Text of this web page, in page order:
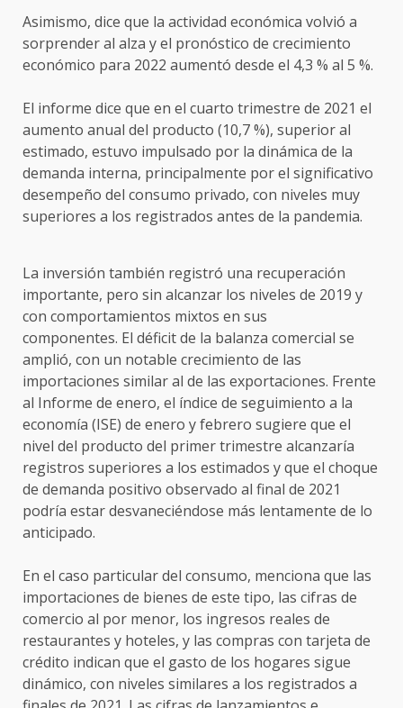
Asimismo, dice que la actividad económica volvió a
sorprender al alza y el pronóstico de crecimiento
económico para 2022 aumentó desde el 4,3 % al 5 %.
El informe dice que en el cuarto trimestre de 2021 el
aumento anual del producto (10,7 %), superior al
estimado, estuvo impulsado por la dinámica de la
demanda interna, principalmente por el significativo
desempeño del consumo privado, con niveles muy
superiores a los registrados antes de la pandemia.
La inversión también registró una recuperación
importante, pero sin alcanzar los niveles de 2019 y
con comportamientos mixtos en sus
componentes. El déficit de la balanza comercial se
amplió, con un notable crecimiento de las
importaciones similar al de las exportaciones. Frente
al Informe de enero, el índice de seguimiento a la
economía (ISE) de enero y febrero sugiere que el
nivel del producto del primer trimestre alcanzaría
registros superiores a los estimados y que el choque
de demanda positivo observado al final de 2021
podría estar desvaneciéndose más lentamente de lo
anticipado.
En el caso particular del consumo, menciona que las
importaciones de bienes de este tipo, las cifras de
comercio al por menor, los ingresos reales de
restaurantes y hoteles, y las compras con tarjeta de
crédito indican que el gasto de los hogares sigue
dinámico, con niveles similares a los registrados a